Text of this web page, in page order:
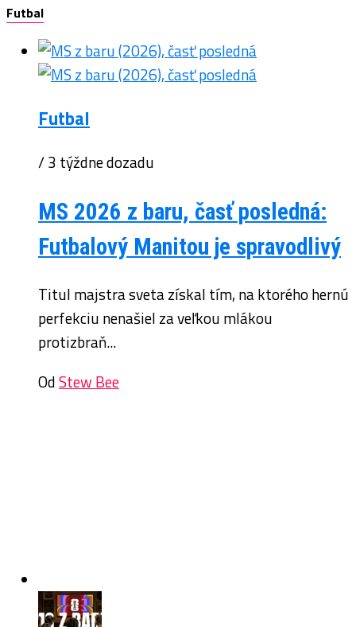
Futbal
Futbal
/ 3 týždne dozadu
MS 2026 z baru, časť posledná:
Futbalový Manitou je spravodlivý
Titul majstra sveta získal tím, na ktorého hernú
perfekciu nenašiel za veľkou mlákou
protizbraň...
OdStew Bee